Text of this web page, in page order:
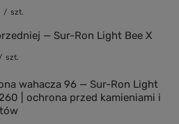
/ szt.
— Sur-Ron Light Bee X
szt.
wahacza 96 — Sur-Ron Light
| ochrona przed kamieniami i